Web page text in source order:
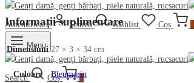
Autentificare Search Wishlist Coș
Menu
Search Coș 0
Informații suplimentare
Dimensiuni 27 × 3 × 34 cm
Culoare Bleumarin